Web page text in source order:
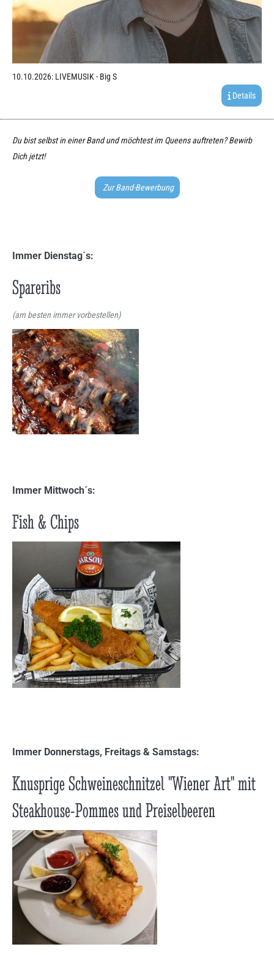
10.10.2026: LIVEMUSIK - Big S
Details
Du bist selbst in einer Band und möchtest im Queens auftreten? Bewirb
Dich jetzt!
Zur Band-Bewerbung
Immer Dienstag´s:
Spareribs
(am besten immer vorbestellen)
Immer Mittwoch´s:
Fish & Chips
Immer Donnerstags, Freitags & Samstags:
Knusprige Schweineschnitzel "Wiener Art" mit
Steakhouse-Pommes und Preiselbeeren